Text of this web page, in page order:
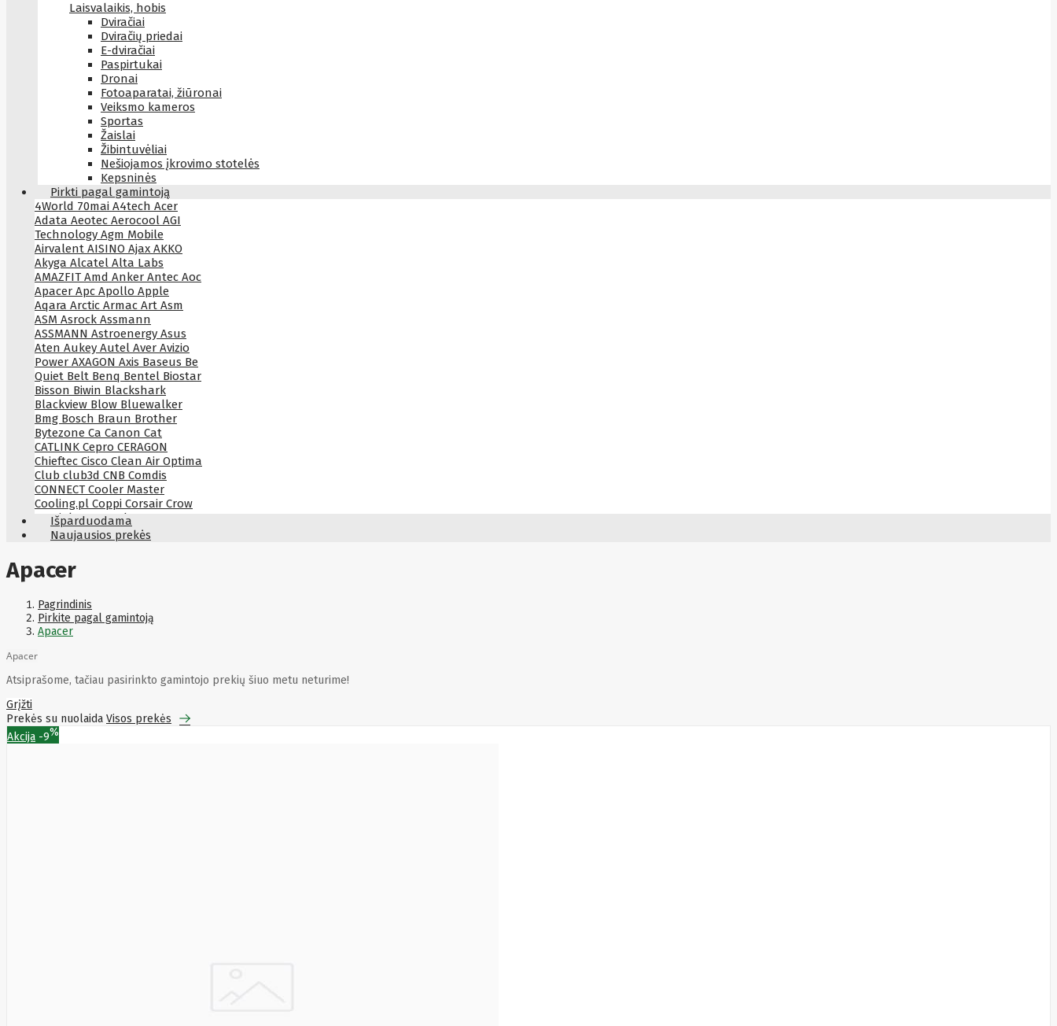
Laisvalaikis, hobis
Dviračiai
Dviračių priedai
E-dviračiai
Paspirtukai
Dronai
Fotoaparatai, žiūronai
Veiksmo kameros
Sportas
Žaislai
Žibintuvėliai
Nešiojamos įkrovimo stotelės
Kepsninės
Pirkti pagal gamintoją
4World 70mai A4tech Acer
Adata Aeotec Aerocool AGI
Technology Agm Mobile
Airvalent AISINO Ajax AKKO
Akyga Alcatel Alta Labs
AMAZFIT Amd Anker Antec Aoc
Apacer Apc Apollo Apple
Aqara Arctic Armac Art Asm
ASM Asrock Assmann
ASSMANN Astroenergy Asus
Aten Aukey Autel Aver Avizio
Power AXAGON Axis Baseus Be
Quiet Belt Benq Bentel Biostar
Bisson Biwin Blackshark
Blackview Blow Bluewalker
Bmg Bosch Braun Brother
Bytezone Ca Canon Cat
CATLINK Cepro CERAGON
Chieftec Cisco Clean Air Optima
Club club3d CNB Comdis
CONNECT Cooler Master
Cooling.pl Coppi Corsair Crow
CrucialCYBERCyberPower
CyberpowerD-linkDaewoo
Dahua DataCore
DicotaDIGITAL
DURABOOK
EagleriseEatonEcoFlow
Ecovacs
Emu
EnergizerEnermax Epson
ErgotronEsperanzaEsrEufy
ExtralinkFarfisaFEITIAN
Fellowes
Finder
Fluke Networks
Išparduodama
Naujausios prekės
Apacer
Pagrindinis
Pirkite pagal gamintoją
Apacer
Apacer
Atsiprašome, tačiau pasirinkto gamintojo prekių šiuo metu neturime!
Grįžti
Prekės su nuolaida Visos prekės
Akcija -9%